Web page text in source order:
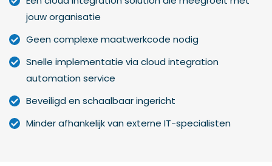
jouw organisatie
Geen complexe maatwerkcode nodig
Snelle implementatie via cloud integration
automation service
Beveiligd en schaalbaar ingericht
Minder afhankelijk van externe IT-specialisten